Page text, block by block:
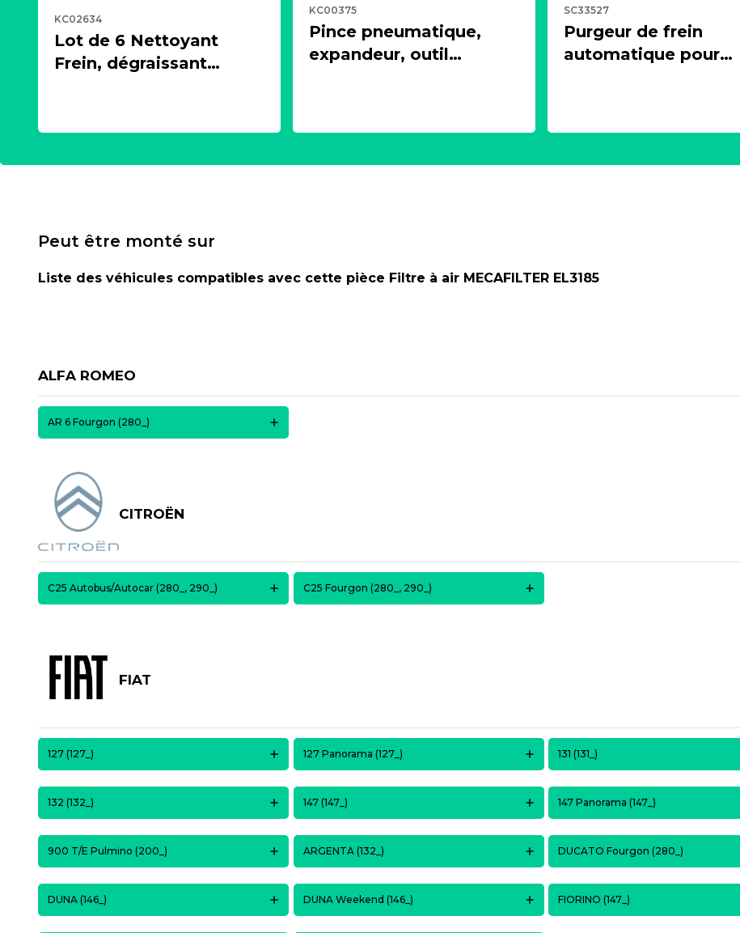
KC02634
Lot de 6 Nettoyant
Frein, dégraissant
KC00375
Pince pneumatique,
expandeur, outil
SC33527
Purgeur de frein
automatique pour
Peut être monté sur
Liste des véhicules compatibles avec cette pièce Filtre à air MECAFILTER EL3185
ALFA ROMEO
AR 6 Fourgon (280_)
CITROËN
C25 Autobus/Autocar (280_, 290_) C25 Fourgon (280_, 290_)
FIAT
127 (127_) 127 Panorama (127_) 131 (131_)
132 (132_) 147 (147_) 147 Panorama (147_)
900 T/E Pulmino (200_) ARGENTA (132_) DUCATO Fourgon (280_)
DUNA (146_) DUNA Weekend (146_) FIORINO (147_)